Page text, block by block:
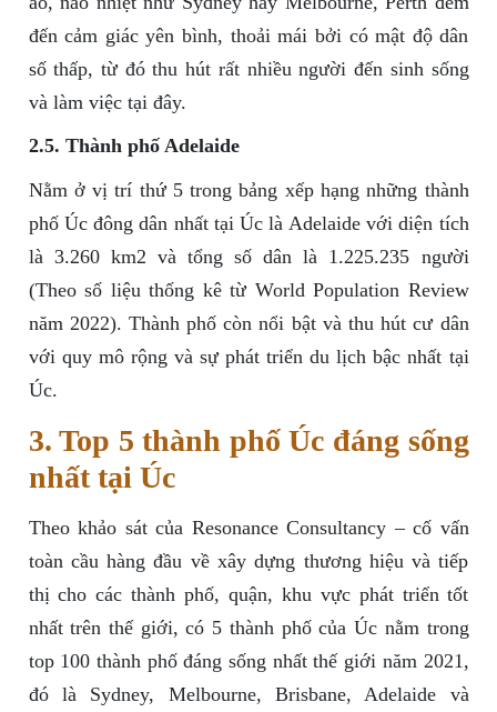
đến cảm giác yên bình, thoải mái bởi có mật độ dân
số thấp, từ đó thu hút rất nhiều người đến sinh sống
và làm việc tại đây.
2.5. Thành phố Adelaide
Nằm ở vị trí thứ 5 trong bảng xếp hạng những thành
phố Úc đông dân nhất tại Úc là Adelaide với diện tích
là 3.260 km2 và tổng số dân là 1.225.235 người
(Theo số liệu thống kê từ World Population Review
năm 2022). Thành phố còn nổi bật và thu hút cư dân
với quy mô rộng và sự phát triển du lịch bậc nhất tại
Úc.
3. Top 5 thành phố Úc đáng sống
nhất tại Úc
Theo khảo sát của Resonance Consultancy – cố vấn
toàn cầu hàng đầu về xây dựng thương hiệu và tiếp
thị cho các thành phố, quận, khu vực phát triển tốt
nhất trên thế giới, có 5 thành phố của Úc nằm trong
top 100 thành phố đáng sống nhất thế giới năm 2021,
đó là Sydney, Melbourne, Brisbane, Adelaide và